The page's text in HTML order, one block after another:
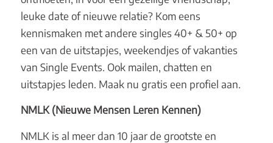
leuke date of nieuwe relatie? Kom eens
kennismaken met andere singles 40+ & 50+ op
een van de uitstapjes, weekendjes of vakanties
van Single Events. Ook mailen, chatten en
uitstapjes leden. Maak nu gratis een profiel aan.
NMLK (Nieuwe Mensen Leren Kennen)
NMLK is al meer dan 10 jaar de grootste en